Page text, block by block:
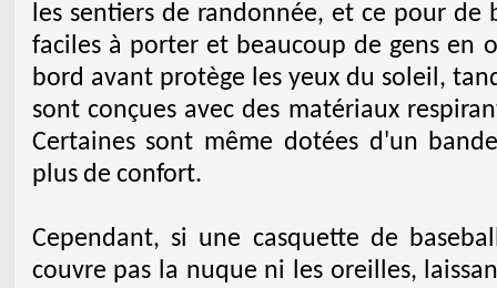
les sentiers de randonnée, et ce pour de
faciles à porter et beaucoup de gens en
bord avant protège les yeux du soleil,
sont conçues avec des matériaux
Certaines sont même dotées d'un
plus de confort.
Cependant, si une casquette de
couvre pas la nuque ni les oreilles,